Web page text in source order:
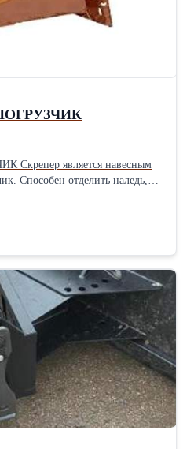
является навесным
Способен отделить наледь,
строительный мусорил или